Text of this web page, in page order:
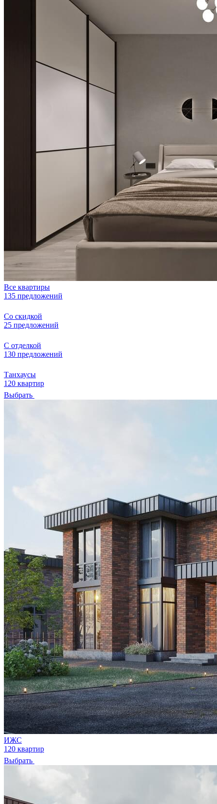
Все квартиры
135 предложений
Со скидкой
25 предложений
С отделкой
130 предложений
Танхаусы
120 квартир
Выбрать
ИЖС
120 квартир
Выбрать